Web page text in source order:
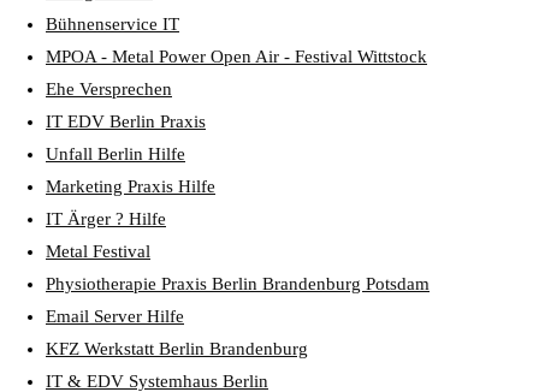
Bühnenservice IT
MPOA - Metal Power Open Air - Festival Wittstock
Ehe Versprechen
IT EDV Berlin Praxis
Unfall Berlin Hilfe
Marketing Praxis Hilfe
IT Ärger ? Hilfe
Metal Festival
Physiotherapie Praxis Berlin Brandenburg Potsdam
Email Server Hilfe
KFZ Werkstatt Berlin Brandenburg
IT & EDV Systemhaus Berlin